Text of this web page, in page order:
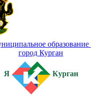
образование
город Курган
Я Курган